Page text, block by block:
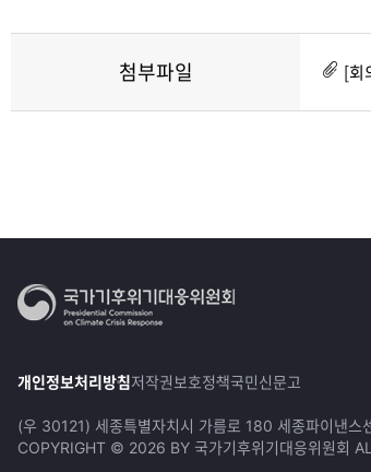
첨부파일 [회
개인정보처리방침저작권보호정책국민신문고
(우 30121) 세종특별자치시 가름로 180 세종파이낸스
COPYRIGHT © 2026 BY 국가기후위기대응위원회